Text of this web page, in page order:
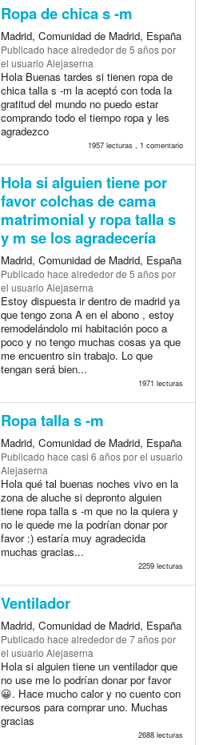
Ropa de chica s -m
Madrid, Comunidad de Madrid, España
Publicado hace alrededor de 5 añospor
el usuario Alejaserna
Hola Buenas tardes si tienen ropa de
chica talla s -m la aceptó con toda la
gratitud del mundo no puedo estar
comprando todo el tiempo ropa y les
agradezco
1957 lecturas , 1 comentario
Hola si alguien tiene por
favor colchas de cama
matrimonial y ropa talla s
y m se los agradecería
Madrid, Comunidad de Madrid, España
Publicado hace alrededor de 5 añospor
el usuario Alejaserna
Estoy dispuesta ir dentro de madrid ya
que tengo zona A en el abono , estoy
remodelándolo mi habitación poco a
poco y no tengo muchas cosas ya que
me encuentro sin trabajo. Lo que
tengan será bien...
1971 lecturas
Ropa talla s -m
Madrid, Comunidad de Madrid, España
Publicado hace casi 6 añospor el usuario
Alejaserna
Hola qué tal buenas noches vivo en la
zona de aluche si depronto alguien
tiene ropa talla s -m que no la quiera y
no le quede me la podrían donar por
favor :) estaría muy agradecida
muchas gracias...
2259 lecturas
Ventilador
Madrid, Comunidad de Madrid, España
Publicado hace alrededor de 7 añospor
el usuario Alejaserna
Hola si alguien tiene un ventilador que
no use me lo podrían donar por favor
😀. Hace mucho calor y no cuento con
recursos para comprar uno. Muchas
gracias
2688 lecturas